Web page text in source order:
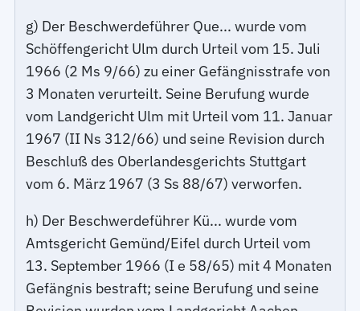
g) Der Beschwerdeführer Que... wurde vom
Schöffengericht Ulm durch Urteil vom 15. Juli
1966 (2 Ms 9/66) zu einer Gefängnisstrafe von
3 Monaten verurteilt. Seine Berufung wurde
vom Landgericht Ulm mit Urteil vom 11. Januar
1967 (II Ns 312/66) und seine Revision durch
Beschluß des Oberlandesgerichts Stuttgart
vom 6. März 1967 (3 Ss 88/67) verworfen.
h) Der Beschwerdeführer Kü... wurde vom
Amtsgericht Gemünd/Eifel durch Urteil vom
13. September 1966 (I e 58/65) mit 4 Monaten
Gefängnis bestraft; seine Berufung und seine